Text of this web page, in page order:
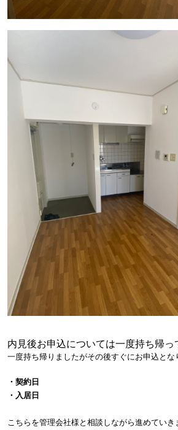
内見後お申込については一度持ち帰っ
一度持ち帰りましたがその後すぐにお申込とな
・契約日
・入居日
こちらを管理会社様と相談しながら進めていき